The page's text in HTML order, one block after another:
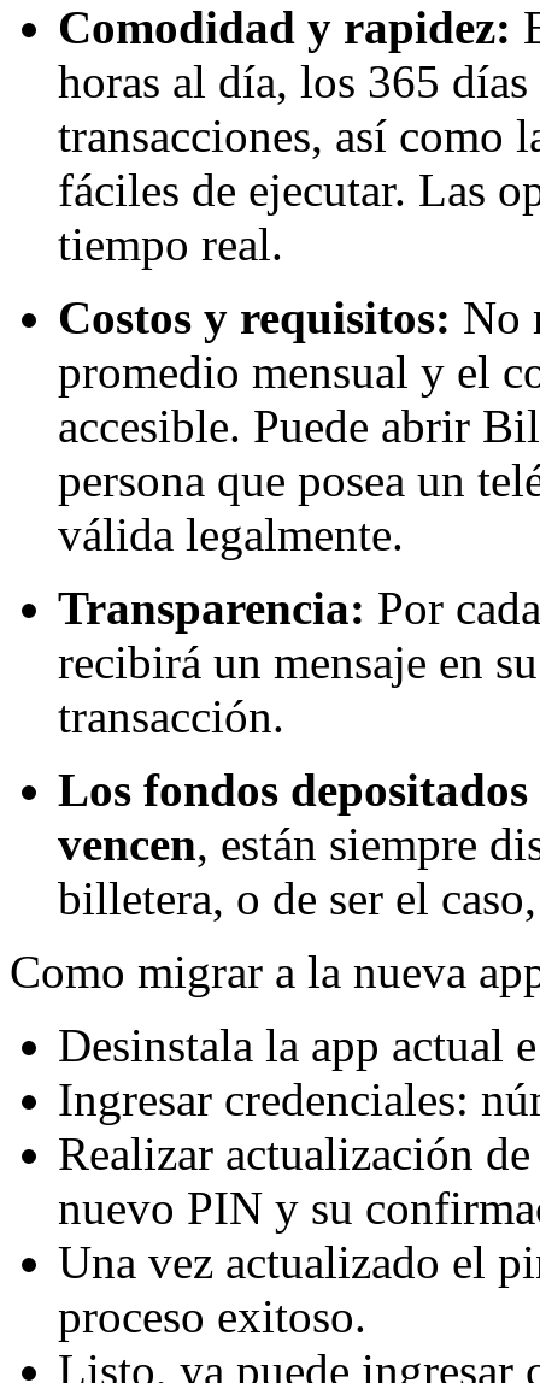
Comodidad y rapidez:
horas al día, los 365
transacciones, así como
fáciles de ejecutar. Las
tiempo real.
Costos y requisitos: No
promedio mensual y el
accesible. Puede abrir
persona que posea un
válida legalmente.
Transparencia: Por
recibirá un mensaje en
transacción.
Los fondos
vencen, están siempre
billetera, o de ser el
Como migrar a la nueva
Desinstala la app actual
Ingresar credenciales:
Realizar actualización
nuevo PIN y su
Una vez actualizado el
proceso exitoso.
Listo, ya puede ingresar